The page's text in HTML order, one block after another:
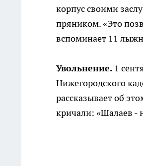
корпус своими
пряником. «Это
вспоминает 11
Увольнение. 1
Нижегородского
рассказывает об
кричали: «Шалаев -